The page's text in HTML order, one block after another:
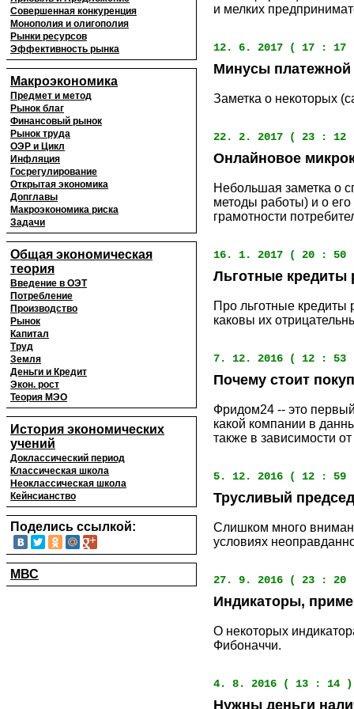
Совершенная конкуренция
Монополия и олигополия
Рынки ресурсов
Эффективность рынка
Макроэкономика
Предмет и метод
Рынок благ
Финансовый рынок
Рынок труда
ОЭР и Цикл
Инфляция
Госрегулирование
Открытая экономика
Допглавы
Макроэкономика риска
Задачи
Общая экономическая
теория
Введение в ОЭТ
Потребление
Производство
Рынок
Капитал
Труд
Земля
Деньги и Кредит
Экон. рост
Теория МЭО
История экономических
учений
Доклассический период
Классическая школа
Неоклассическая школа
Кейнсианство
Поделись ссылкой:
МВС
и мелких
12. 6. 2017 ( 17 : 17
Минусы платежной
Заметка о некоторых
22. 2. 2017 ( 23 : 12
Онлайновое
Небольшая заметка о
методы работы) и о
грамотности
16. 1. 2017 ( 20 : 50
Льготные кредиты
Про льготные кредиты
каковы их
7. 12. 2016 ( 12 : 53
Почему стоит
Фридом24 -- это первый
какой компании в
также в зависимости
5. 12. 2016 ( 12 : 59
Трусливый
Слишком много
условиях
27. 9. 2016 ( 23 : 20
Индикаторы,
О некоторых
Фибоначчи.
4. 8. 2016 ( 13 : 14 )
Нужны деньги